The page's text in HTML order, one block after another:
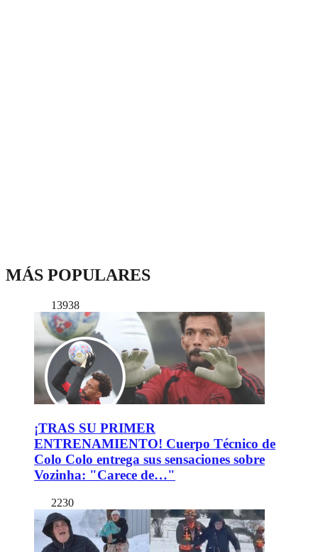
MÁS POPULARES
13938
¡TRAS SU PRIMER
ENTRENAMIENTO! Cuerpo Técnico de
Colo Colo entrega sus sensaciones sobre
Vozinha: "Carece de…"
2230